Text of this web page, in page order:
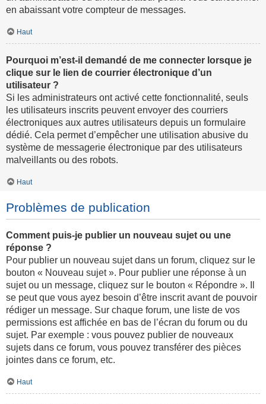
en abaissant votre compteur de messages.
Haut
Pourquoi m’est-il demandé de me connecter lorsque je
clique sur le lien de courrier électronique d’un
utilisateur ?
Si les administrateurs ont activé cette fonctionnalité, seuls
les utilisateurs inscrits peuvent envoyer des courriers
électroniques aux autres utilisateurs depuis un formulaire
dédié. Cela permet d’empêcher une utilisation abusive du
système de messagerie électronique par des utilisateurs
malveillants ou des robots.
Haut
Problèmes de publication
Comment puis-je publier un nouveau sujet ou une
réponse ?
Pour publier un nouveau sujet dans un forum, cliquez sur le
bouton « Nouveau sujet ». Pour publier une réponse à un
sujet ou un message, cliquez sur le bouton « Répondre ». Il
se peut que vous ayez besoin d’être inscrit avant de pouvoir
rédiger un message. Sur chaque forum, une liste de vos
permissions est affichée en bas de l’écran du forum ou du
sujet. Par exemple : vous pouvez publier de nouveaux
sujets dans ce forum, vous pouvez transférer des pièces
jointes dans ce forum, etc.
Haut